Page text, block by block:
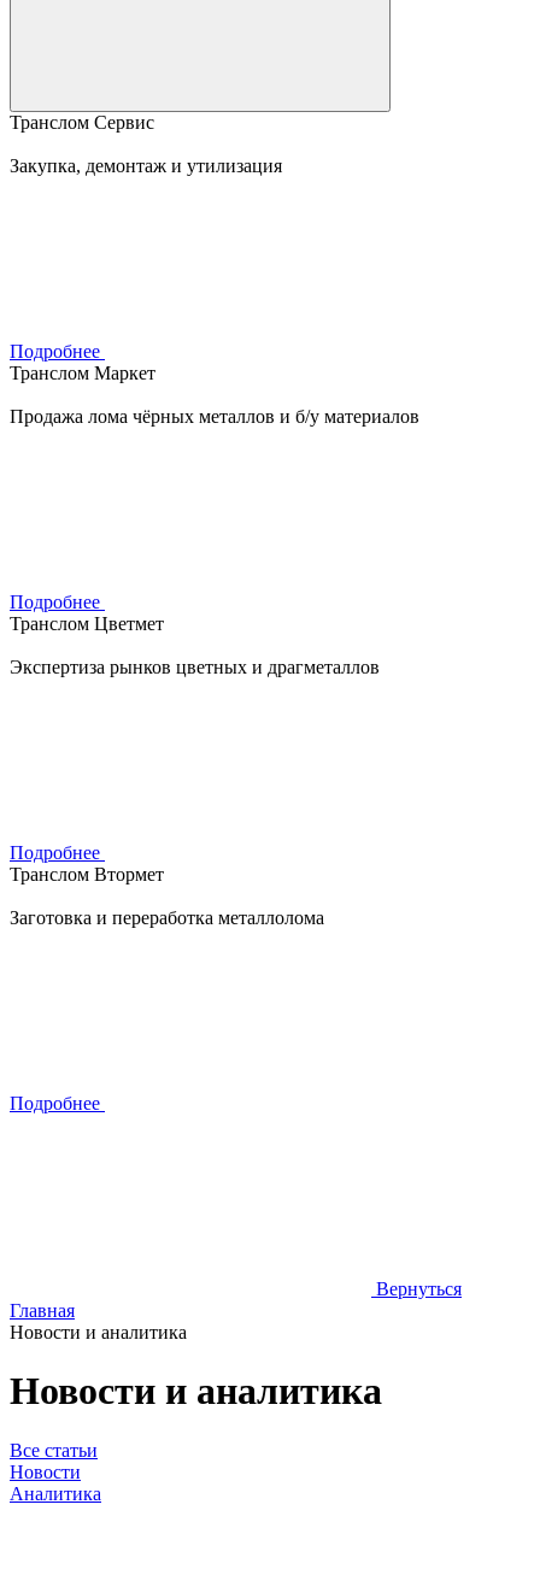
Транслом Сервис
Закупка, демонтаж и утилизация
Подробнее
Транслом Маркет
Продажа лома чёрных металлов и б/у материалов
Подробнее
Транслом Цветмет
Экспертиза рынков цветных и драгметаллов
Подробнее
Транслом Втормет
Заготовка и переработка металлолома
Подробнее
Вернуться
Главная
Новости и аналитика
Новости и аналитика
Все статьи
Новости
Аналитика